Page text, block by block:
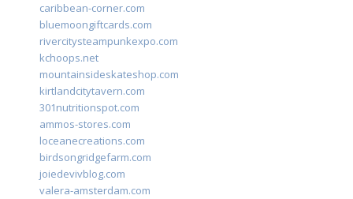
caribbean-corner.com
bluemoongiftcards.com
rivercitysteampunkexpo.com
kchoops.net
mountainsideskateshop.com
kirtlandcitytavern.com
301nutritionspot.com
ammos-stores.com
loceanecreations.com
birdsongridgefarm.com
joiedevivblog.com
valera-amsterdam.com